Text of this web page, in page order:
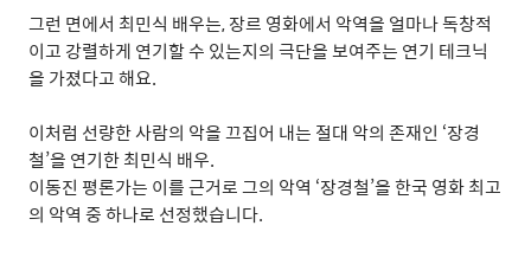
그런 면에서 최민식 배우는,장르 영화에서 악역을 얼마나 독창적
이고 강렬하게 연기할 수 있는지의 극단을 보여주는 연기 테크닉
을 가졌다고 해요.
이처럼 선량한 사람의 악을 끄집어 내는 절대 악의 존재인 ‘장경
철’을 연기한 최민식 배우.
이동진 평론가는 이를 근거로 그의 악역 ‘장경철’을 한국 영화 최고
의 악역 중 하나로 선정했습니다.